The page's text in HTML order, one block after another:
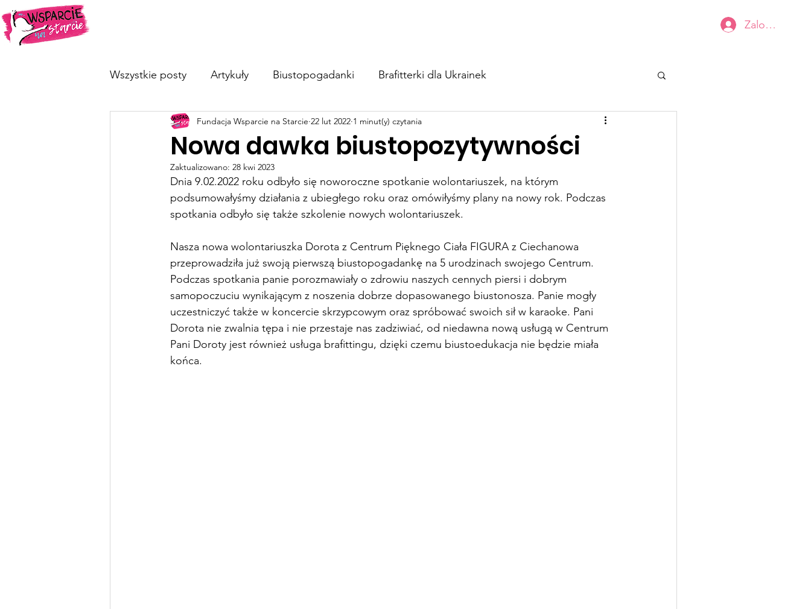
Zaloguj się
Wszystkie posty Artykuły Biustopogadanki Brafitterki dla Ukrainek
Nowa dawka biustopozytywności
Fundacja Wsparcie na Starcie 22 lut 2022 1 minut(y) czytania
Zaktualizowano: 28 kwi 2023
Dnia 9.02.2022 roku odbyło się noworoczne spotkanie wolontariuszek, na którym
podsumowałyśmy działania z ubiegłego roku oraz omówiłyśmy plany na nowy rok. Podczas
spotkania odbyło się także szkolenie nowych wolontariuszek.
Nasza nowa wolontariuszka Dorota z Centrum Pięknego Ciała FIGURA z Ciechanowa
przeprowadziła już swoją pierwszą biustopogadankę na 5 urodzinach swojego Centrum.
Podczas spotkania panie porozmawiały o zdrowiu naszych cennych piersi i dobrym
samopoczuciu wynikającym z noszenia dobrze dopasowanego biustonosza. Panie mogły
uczestniczyć także w koncercie skrzypcowym oraz spróbować swoich sił w karaoke. Pani
Dorota nie zwalnia tępa i nie przestaje nas zadziwiać, od niedawna nową usługą w Centrum
Pani Doroty jest również usługa brafittingu, dzięki czemu biustoedukacja nie będzie miała
końca.